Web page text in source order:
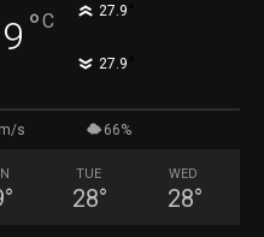
°C 27.9
27.9
s 66%
°
TUE
28°
WED
28°